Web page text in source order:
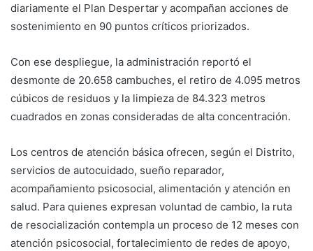
diariamente el Plan Despertar y acompañan acciones de
sostenimiento en 90 puntos críticos priorizados.
Con ese despliegue, la administración reportó el
desmonte de 20.658 cambuches, el retiro de 4.095 metros
cúbicos de residuos y la limpieza de 84.323 metros
cuadrados en zonas consideradas de alta concentración.
Los centros de atención básica ofrecen, según el Distrito,
servicios de autocuidado, sueño reparador,
acompañamiento psicosocial, alimentación y atención en
salud. Para quienes expresan voluntad de cambio, la ruta
de resocialización contempla un proceso de 12 meses con
atención psicosocial, fortalecimiento de redes de apoyo,